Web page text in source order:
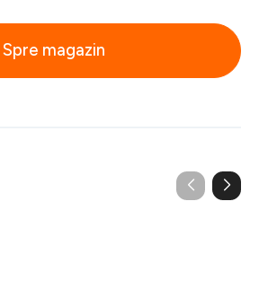
Spre magazin